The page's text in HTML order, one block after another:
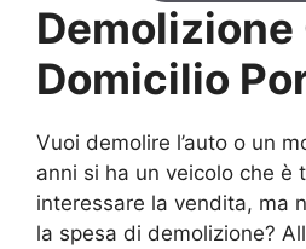
Demolizione
Domicilio
Vuoi demolire l’auto o un
anni si ha un veicolo che è
interessare la vendita, ma
la spesa di demolizione?